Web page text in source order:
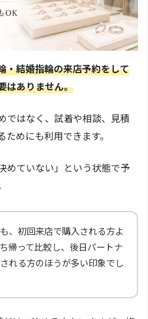
・結婚指輪の来店予約をして
はありません。
ではなく、試着や相談、見積
めにも利用できます。
めていない」という状態で予
、初回来店で購入される方よ
帰って比較し、後日パートナ
れる方のほうが多い印象でし